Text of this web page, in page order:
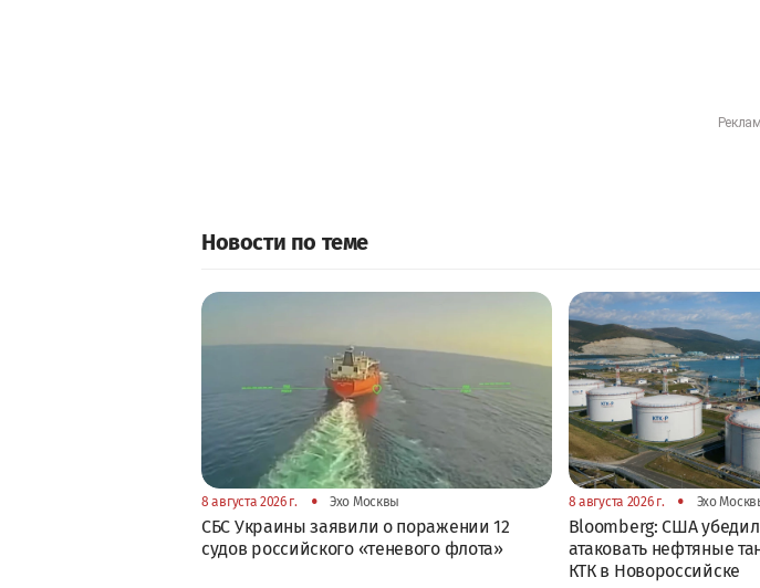
Новости по теме
8 августа 2026 г. • Эхо Москвы
СБС Украины заявили о поражении 12
судов российского «теневого флота»
8 августа 2026 г. • Эхо
Bloomberg: США
атаковать нефтяные
КТК в Новороссийске